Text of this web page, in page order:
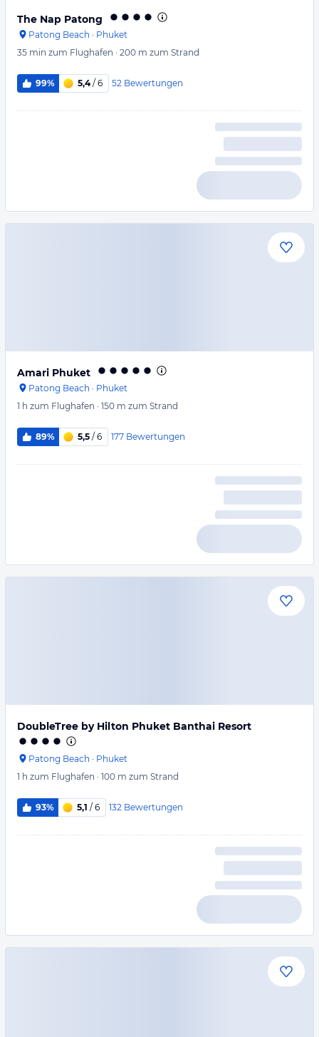
The Nap Patong
Patong Beach · Phuket
35 min zum Flughafen · 200 m zum Strand
99% 5,4/ 6 52 Bewertungen
Amari Phuket
Patong Beach · Phuket
1 h zum Flughafen · 150 m zum Strand
89% 5,5 / 6 177 Bewertungen
DoubleTree by Hilton Phuket Banthai Resort
Patong Beach · Phuket
1 h zum Flughafen · 100 m zum Strand
93% 5,1 / 6 132 Bewertungen